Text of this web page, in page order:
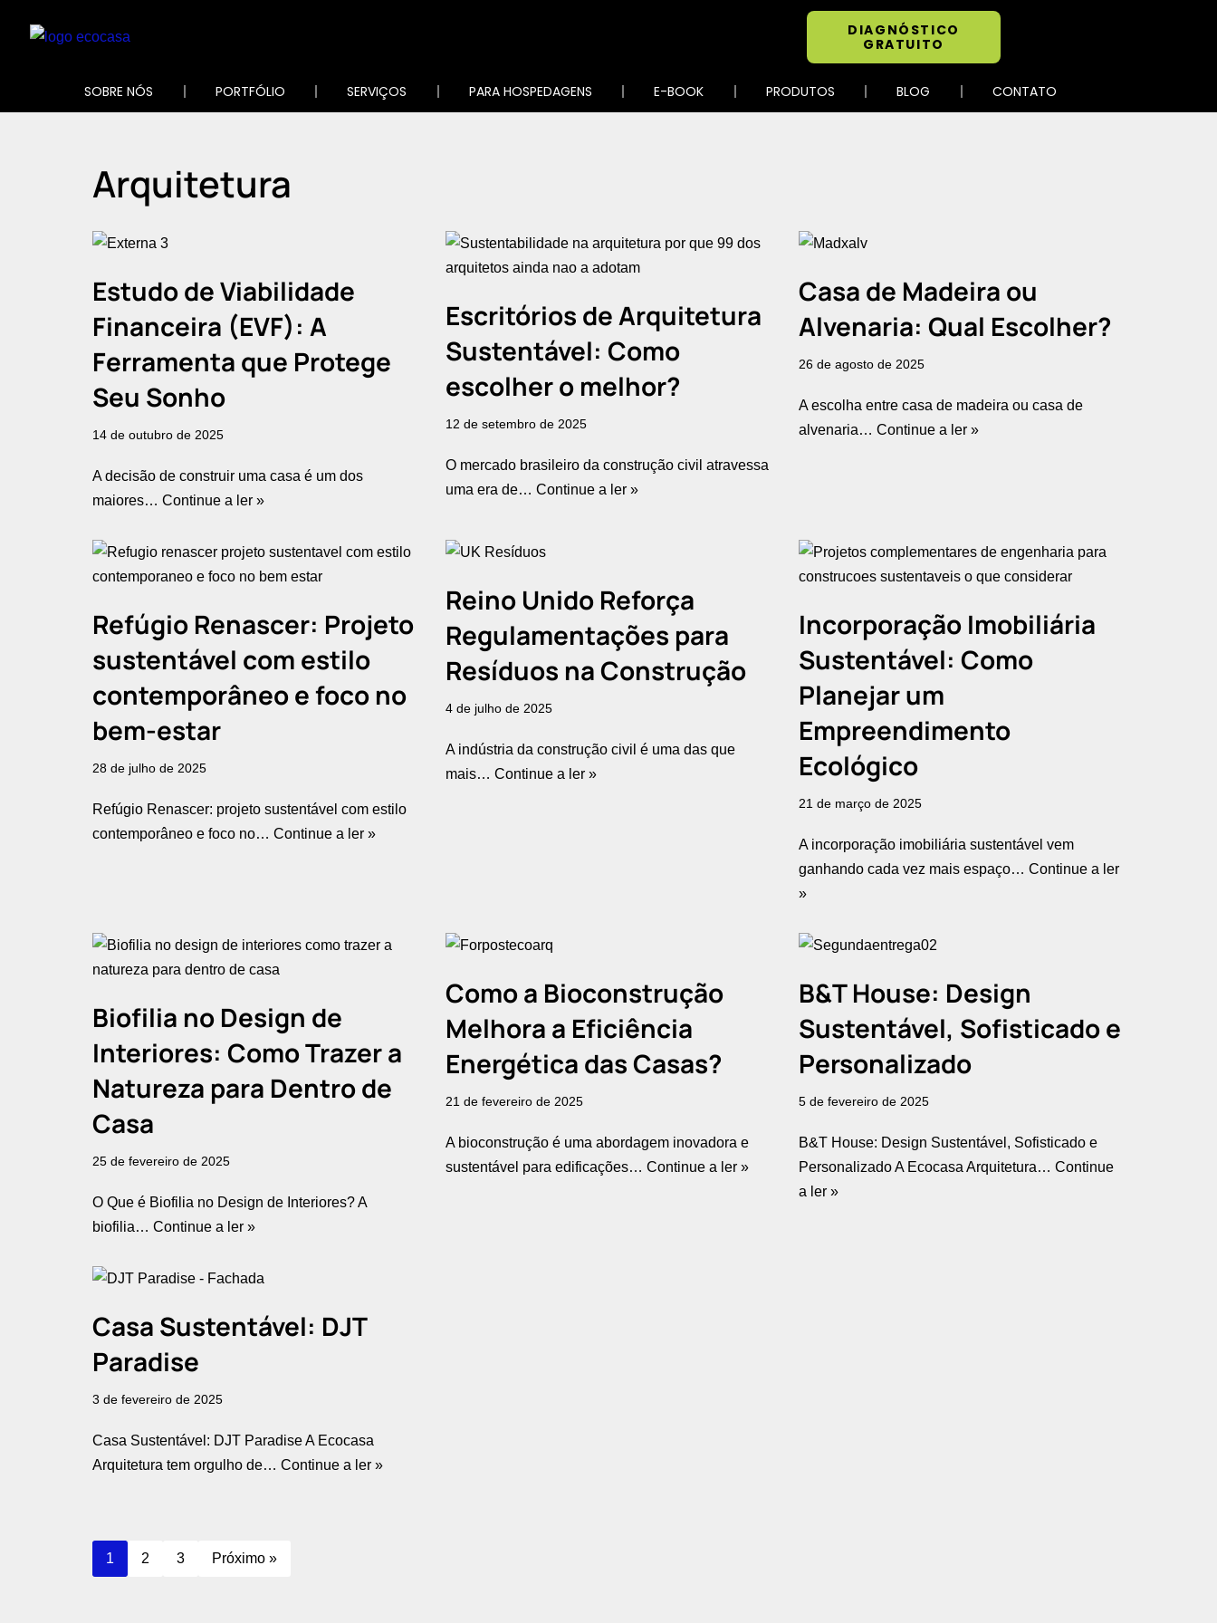
DIAGNÓSTICO
GRATUITO
SOBRE NÓS PORTFÓLIO SERVIÇOS PARA HOSPEDAGENS E-BOOK PRODUTOS BLOG CONTATO
Arquitetura
Estudo de Viabilidade
Financeira (EVF): A
Ferramenta que Protege
Seu Sonho
14 de outubro de 2025
A decisão de construir uma casa é um dos
maiores… Continue a ler »
Escritórios de Arquitetura
Sustentável: Como
escolher o melhor?
12 de setembro de 2025
O mercado brasileiro da construção civil atravessa
uma era de… Continue a ler »
Casa de Madeira ou
Alvenaria: Qual Escolher?
26 de agosto de 2025
A escolha entre casa de madeira ou casa de
alvenaria… Continue a ler »
Refúgio Renascer: Projeto
sustentável com estilo
contemporâneo e foco no
bem-estar
28 de julho de 2025
Refúgio Renascer: projeto sustentável com estilo
contemporâneo e foco no… Continue a ler »
Reino Unido Reforça
Regulamentações para
Resíduos na Construção
4 de julho de 2025
A indústria da construção civil é uma das que
mais… Continue a ler »
Incorporação Imobiliária
Sustentável: Como
Planejar um
Empreendimento
Ecológico
21 de março de 2025
A incorporação imobiliária sustentável vem
ganhando cada vez mais espaço… Continue a ler
»
Biofilia no Design de
Interiores: Como Trazer a
Natureza para Dentro de
Casa
25 de fevereiro de 2025
O Que é Biofilia no Design de Interiores? A
biofilia… Continue a ler »
Como a Bioconstrução
Melhora a Eficiência
Energética das Casas?
21 de fevereiro de 2025
A bioconstrução é uma abordagem inovadora e
sustentável para edificações… Continue a ler »
B&T House: Design
Sustentável, Sofisticado e
Personalizado
5 de fevereiro de 2025
B&T House: Design Sustentável, Sofisticado e
Personalizado A Ecocasa Arquitetura… Continue
a ler »
Casa Sustentável: DJT
Paradise
3 de fevereiro de 2025
Casa Sustentável: DJT Paradise A Ecocasa
Arquitetura tem orgulho de… Continue a ler »
1 2 3 Próximo »